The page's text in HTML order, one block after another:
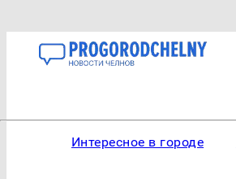
Интересное в городе